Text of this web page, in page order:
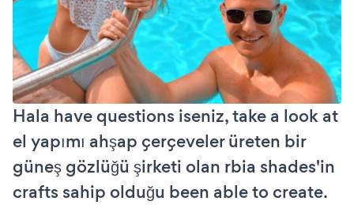
Hala have questions iseniz, take a look at
el yapımı ahşap çerçeveler üreten bir
güneş gözlüğü şirketi olan rbia shades'in
crafts sahip olduğu been able to create.